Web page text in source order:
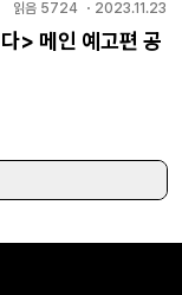
읽음 5724 ・ 2023.11.23
> 메인 예고편 공